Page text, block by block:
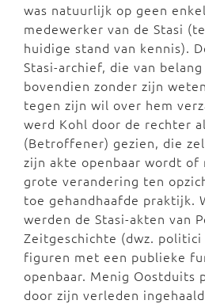
was natuurlijk op geen
medewerker van de Stasi
huidige stand van kennis).
Stasi-archief, die van
bovendien zonder zijn
tegen zijn wil over hem
werd Kohl door de rechter
(Betroffener) gezien, die
zijn akte openbaar wordt of
grote verandering ten
toe gehandhaafde praktijk.
werden de Stasi-akten van
Zeitgeschichte (dwz.
figuren met een publieke
openbaar. Menig Oostduits
door zijn verleden